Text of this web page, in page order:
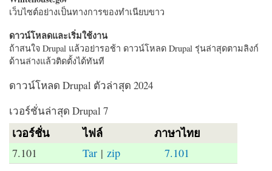
เว็บไซต์อย่างเป็นทางการของทำเนียบขาว
ดาวน์โหลดและเริ่มใช้งาน
ถ้าสนใจ Drupal แล้วอย่ารอช้า ดาวน์โหลด Drupal รุ่นล่าสุดตามลิงก์
ด้านล่างแล้วติดตั้งได้ทันที
ดาวน์โหลด Drupal ตัวล่าสุด 2024
เวอร์ชั่นล่าสุด Drupal 7
เวอร์ชั่น ไฟล์ ภาษาไทย
7.101 Tar |zip 7.101